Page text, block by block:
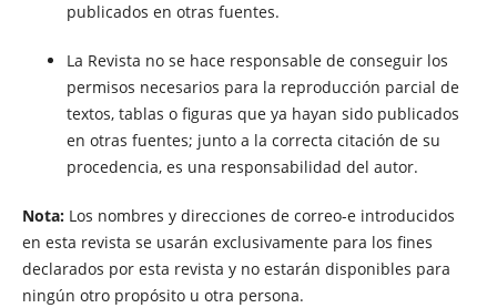
publicados en otras fuentes.
La Revista no se hace responsable de conseguir los
permisos necesarios para la reproducción parcial de
textos, tablas o figuras que ya hayan sido publicados
en otras fuentes; junto a la correcta citación de su
procedencia, es una responsabilidad del autor.
Nota:Los nombres y direcciones de correo-e introducidos
en esta revista se usarán exclusivamente para los fines
declarados por esta revista y no estarán disponibles para
ningún otro propósito u otra persona.